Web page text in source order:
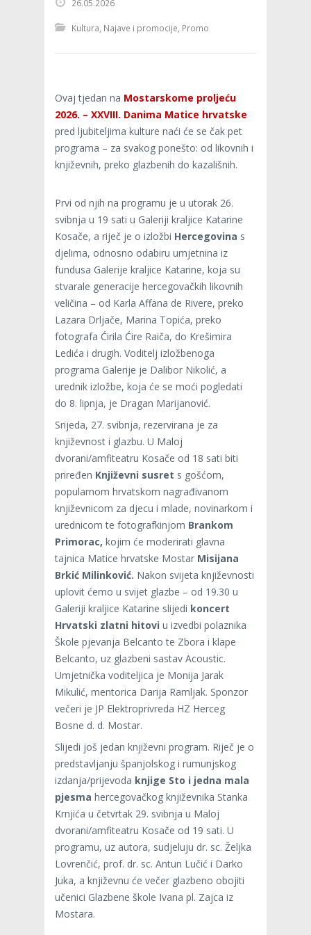
26.05.2026
Kultura Najave i promocije Promo
Ovaj tjedan na Mostarskome proljeću
2026. – XXVIII. Danima Matice hrvatske
pred ljubiteljima kulture naći će se čak pet
programa – za svakog ponešto: od likovnih i
književnih, preko glazbenih do kazališnih.
Prvi od njih na programu je u utorak 26.
svibnja u 19 sati u Galeriji kraljice Katarine
Kosače, a riječ je o izložbi Hercegovina s
djelima, odnosno odabiru umjetnina iz
fundusa Galerije kraljice Katarine, koja su
stvarale generacije hercegovačkih likovnih
veličina – od Karla Affana de Rivere, preko
Lazara Drljače, Marina Topića, preko
fotografa Ćirila Ćire Raiča, do Krešimira
Ledića i drugih. Voditelj izložbenoga
programa Galerije je Dalibor Nikolić, a
urednik izložbe, koja će se moći pogledati
do 8. lipnja, je Dragan Marijanović.
Srijeda, 27. svibnja, rezervirana je za
književnost i glazbu. U Maloj
dvorani/amfiteatru Kosače od 18 sati biti
priređen Književni susret s gošćom,
popularnom hrvatskom nagrađivanom
književnicom za djecu i mlade, novinarkom i
urednicom te fotografkinjom Brankom
Primorac, kojim će moderirati glavna
tajnica Matice hrvatske Mostar Misijana
Brkić Milinković. Nakon svijeta književnosti
uplovit ćemo u svijet glazbe – od 19.30 u
Galeriji kraljice Katarine slijedi koncert
Hrvatski zlatni hitovi u izvedbi polaznika
Škole pjevanja Belcanto te Zbora i klape
Belcanto, uz glazbeni sastav Acoustic.
Umjetnička voditeljica je Monija Jarak
Mikulić, mentorica Darija Ramljak. Sponzor
večeri je JP Elektroprivreda HZ Herceg
Bosne d. d. Mostar.
Slijedi još jedan književni program. Riječ je o
predstavljanju španjolskog i rumunjskog
izdanja/prijevoda knjige Sto i jedna mala
pjesma hercegovačkog književnika Stanka
Krnjića u četvrtak 29. svibnja u Maloj
dvorani/amfiteatru Kosače od 19 sati. U
programu, uz autora, sudjeluju dr. sc. Željka
Lovrenčić, prof. dr. sc. Antun Lučić i Darko
Juka, a književnu će večer glazbeno obojiti
učenici Glazbene škole Ivana pl. Zajca iz
Mostara.